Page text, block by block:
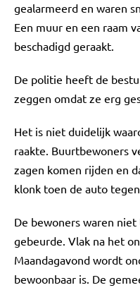
gealarmeerd en waren
Een muur en een raam
beschadigd geraakt.
De politie heeft de
zeggen omdat ze erg
Het is niet duidelijk
raakte. Buurtbewoners
zagen komen rijden en
klonk toen de auto
De bewoners waren
gebeurde. Vlak na het
Maandagavond wordt
bewoonbaar is. De